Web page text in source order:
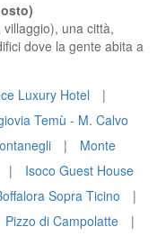
una città,
dove la gente abita a
Luxury Hotel
|
Temù - M. Calvo
|
Monte
|
Isoco Guest House
Sopra Ticino
|
Pizzo di Campolatte
|